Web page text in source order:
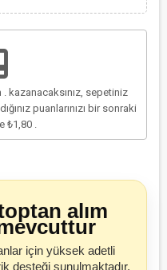
. kazanacaksınız, sepetiniz
puanlarınızı bir sonraki
₺1,80
alım
için yüksek adetli
desteği sunulmaktadır.